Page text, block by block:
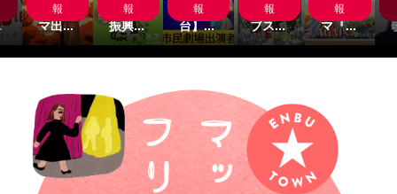
報
クシネ
マ出...
報
市文化
振興...
報
西/舞
台】...
報
集‼サ
ブス...
報
クシネ
マ『...